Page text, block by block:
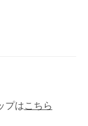
プはこちら